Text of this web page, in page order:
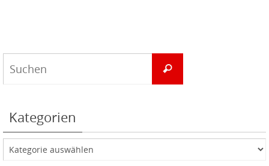
Suchen
Kategorien
Kategorien